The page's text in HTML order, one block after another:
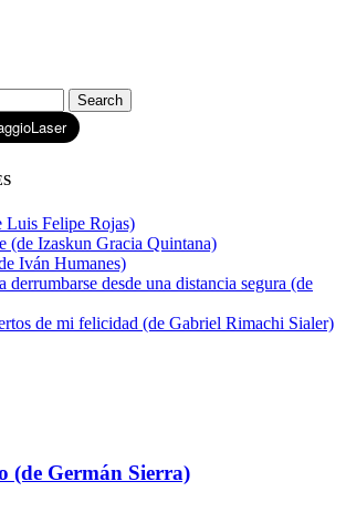
Search
Luis Felipe Rojas)
(de Izaskun Gracia Quintana)
Iván Humanes)
derrumbarse desde una distancia segura (de
de mi felicidad (de Gabriel Rimachi Sialer)
(de Germán Sierra)